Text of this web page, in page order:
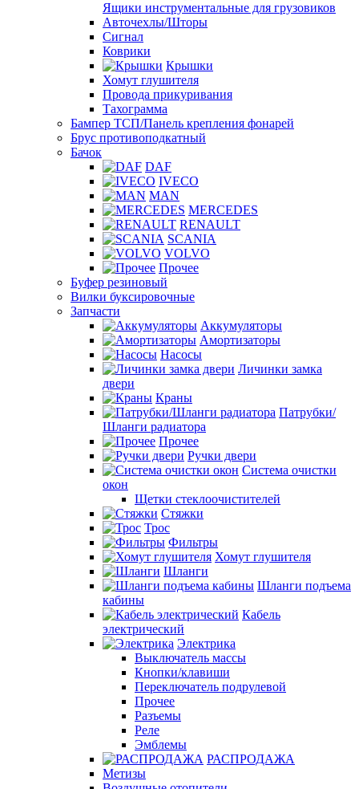
Ящики инструментальные для грузовиков
Авточехлы/Шторы
Сигнал
Коврики
Крышки
Хомут глушителя
Провода прикуривания
Тахограмма
Бампер ТСП/Панель крепления фонарей
Брус противоподкатный
Бачок
DAF
IVECO
MAN
MERCEDES
RENAULT
SCANIA
VOLVO
Прочее
Буфер резиновый
Вилки буксировочные
Запчасти
Аккумуляторы
Амортизаторы
Насосы
Личинки замка
двери
Краны
Патрубки/
Шланги радиатора
Прочее
Ручки двери
Система очистки
окон
Щетки стеклоочистителей
Стяжки
Трос
Фильтры
Хомут глушителя
Шланги
Шланги подъема
кабины
Кабель
электрический
Электрика
Выключатель массы
Кнопки/клавиши
Переключатель подрулевой
Прочее
Разъемы
Реле
Эмблемы
РАСПРОДАЖА
Метизы